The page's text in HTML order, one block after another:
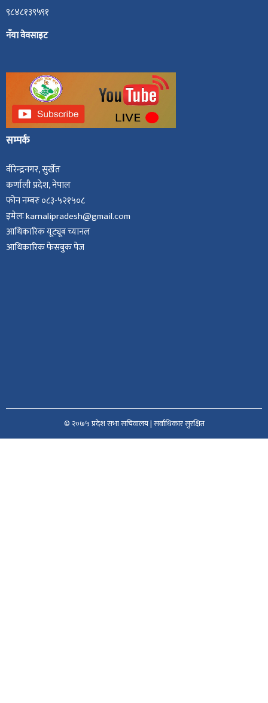
९८४८१३९५९१
नँया वेवसाइट
सम्पर्क
वीरेन्द्रनगर, सुर्खेत
कर्णाली प्रदेश, नेपाल
फोन नम्बरः ०८३-५२१५०८
इमेलः karnalipradesh@gmail.com
आधिकारिक यूट्यूब च्यानल
आधिकारिक फेसबुक पेज
© २०७५ प्रदेश सभा सचिवालय | सर्वाधिकार सुरक्षित